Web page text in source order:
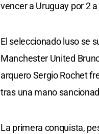
vencer a Uruguay por 2
El seleccionado luso se
Manchester United
arquero Sergio Rochet
tras una mano
La primera conquista,